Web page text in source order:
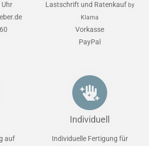
Uhr
Lastschrift und Ratenkauf by
Klarna
Vorkasse
PayPal
auf
Individuell
Individuelle Fertigung für